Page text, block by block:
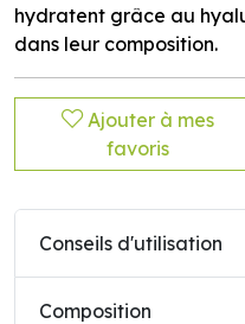
hydratent grâce au
dans leur composition.
Ajouter à mes
favoris
Conseils d'utilisation
Composition